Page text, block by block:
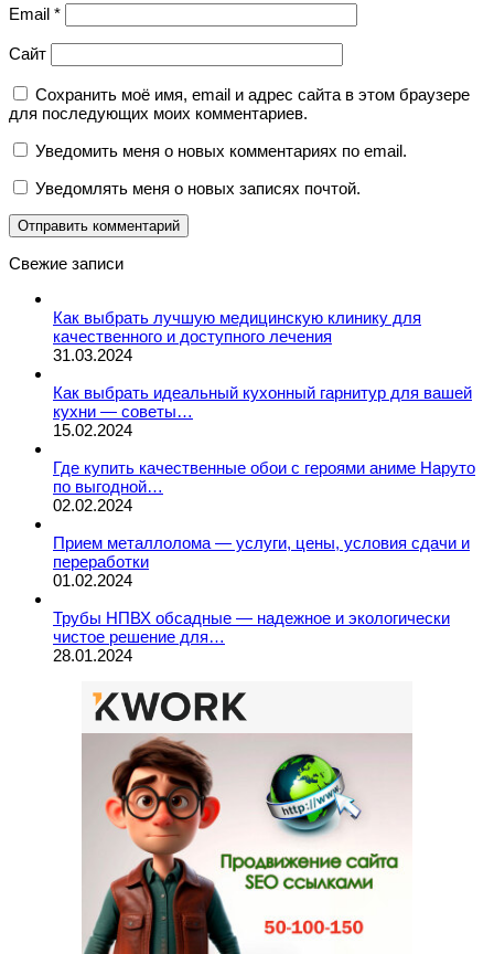
Email *
Сайт
Сохранить моё имя, email и адрес сайта в этом браузере
для последующих моих комментариев.
Уведомить меня о новых комментариях по email.
Уведомлять меня о новых записях почтой.
Свежие записи
Как выбрать лучшую медицинскую клинику для
качественного и доступного лечения
31.03.2024
Как выбрать идеальный кухонный гарнитур для вашей
кухни — советы…
15.02.2024
Где купить качественные обои с героями аниме Наруто
по выгодной…
02.02.2024
Прием металлолома — услуги, цены, условия сдачи и
переработки
01.02.2024
Трубы НПВХ обсадные — надежное и экологически
чистое решение для…
28.01.2024